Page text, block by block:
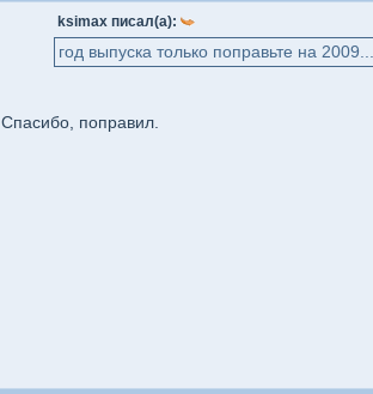
ksimax писал(а):
год выпуска только поправьте на 2009...
Спасибо, поправил.